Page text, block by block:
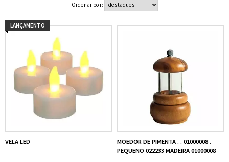
Ordenar por:
LANÇAMENTO
VELA LED
MOEDOR DE PIMENTA . . 01000008 .
PEQUENO 022233 MADEIRA 01000008